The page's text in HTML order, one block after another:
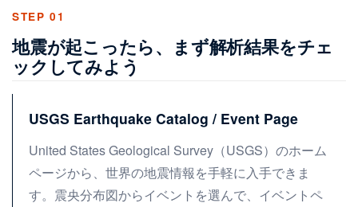
STEP 01
地震が起こったら、まず解析結果をチェ
ックしてみよう
USGS Earthquake Catalog / Event Page
United States Geological Survey（USGS）のホーム
ページから、世界の地震情報を手軽に入手できま
す。震央分布図からイベントを選んで、イベントペ